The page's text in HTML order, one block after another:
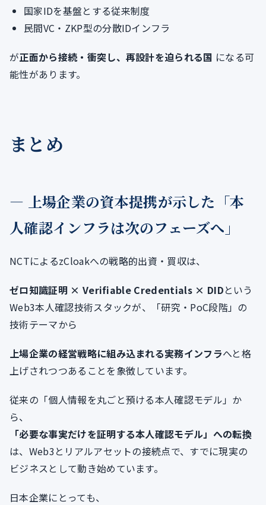
国家IDを基盤とする従来制度
民間VC・ZKP型の分散IDインフラ
が正面から接続・衝突し、再設計を迫られる国 になる可
能性があります。
まとめ
― 上場企業の資本提携が示した「本
人確認インフラは次のフェーズへ」
NCTによるzCloakへの戦略的出資・買収は、
ゼロ知識証明 × Verifiable Credentials × DIDという
Web3本人確認技術スタックが、「研究・PoC段階」の
技術テーマから
上場企業の経営戦略に組み込まれる実務インフラへと格
上げされつつあることを象徴しています。
従来の「個人情報を丸ごと預ける本人確認モデル」か
ら、
「必要な事実だけを証明する本人確認モデル」への転換
は、Web3とリアルアセットの接続点で、すでに現実の
ビジネスとして動き始めています。
日本企業にとっても、